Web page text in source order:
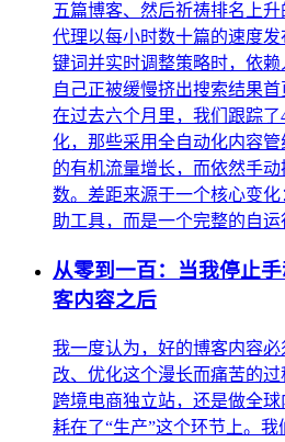
五篇博客、然后祈祷排名上
代理以每小时数十篇的速度
键词并实时调整策略时，依
自己正被缓慢挤出搜索结果
在过去六个月里，我们跟踪了
化，那些采用全自动化内容
的有机流量增长，而依然手
数。差距来源于一个核心变
助工具，而是一个完整的自运
从零到一百：当我停止
客内容之后
我一度认为，好的博客内容
改、优化这个漫长而痛苦的
跨境电商独立站，还是做全
耗在了“生产”这个环节上。